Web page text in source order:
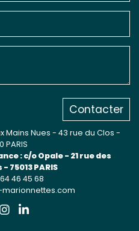
Contacter
Mains Nues - 43 rue du Clos -
PARIS
: c/o Opale - 21 rue des
75013 PARIS
46 45 68
marionnettes.com